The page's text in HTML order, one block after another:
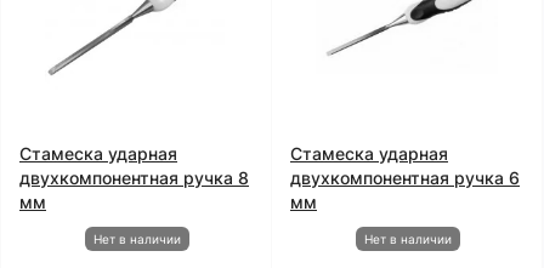
Стамеска ударная
двухкомпонентная ручка 8
мм
Нет в наличии
Стамеска ударная
двухкомпонентная ручка 6
мм
Нет в наличии